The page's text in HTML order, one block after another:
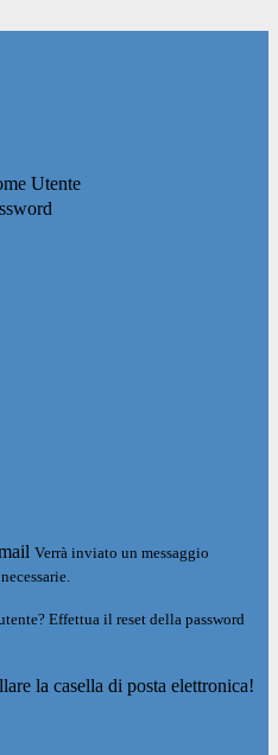
Utente
Verrà inviato un messaggio
Effettua il reset della password
la casella di posta elettronica!